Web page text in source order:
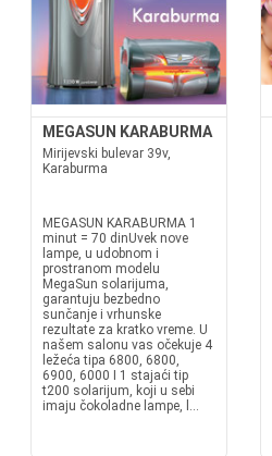
MEGASUN KARABURMA
Mirijevski bulevar 39v,
Karaburma
MEGASUN KARABURMA 1
minut = 70 dinUvek nove
lampe, u udobnom i
prostranom modelu
MegaSun solarijuma,
garantuju bezbedno
sunčanje i vrhunske
rezultate za kratko vreme. U
našem salonu vas očekuje 4
ležeća tipa 6800, 6800,
6900, 6000 I 1 stajaći tip
t200 solarijum, koji u sebi
imaju čokoladne lampe, l...